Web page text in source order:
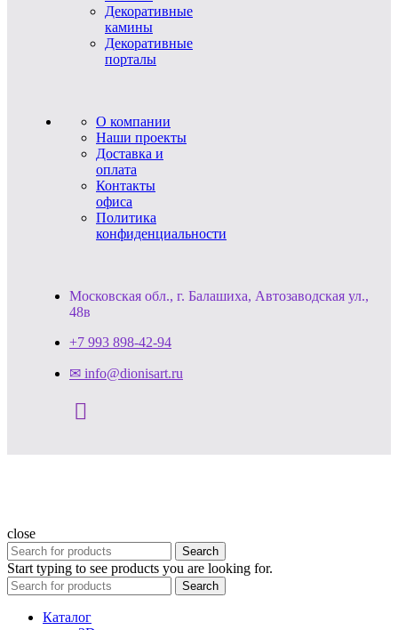
Декоративные
камины
Декоративные
порталы
О компании
Наши проекты
Доставка и
оплата
Контакты
офиса
Политика
конфиденциальности
Московская обл., г. Балашиха, Автозаводская ул.,
48в
+7 993 898-42-94
✉ info@dionisart.ru
close
Search
Start typing to see products you are looking for.
Search
Каталог